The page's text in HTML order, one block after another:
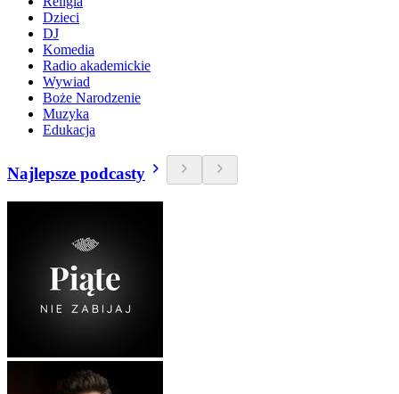
Dzieci
DJ
Komedia
Radio akademickie
Wywiad
Boże Narodzenie
Muzyka
Edukacja
Najlepsze podcasty